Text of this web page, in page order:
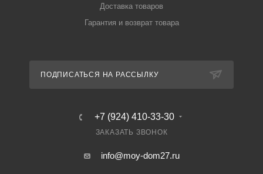
Доставка товаров
Гарантия и возврат товара
ПОДПИСАТЬСЯ НА РАССЫЛКУ
+7 (924) 410-33-30
ЗАКАЗАТЬ ЗВОНОК
info@moy-dom27.ru